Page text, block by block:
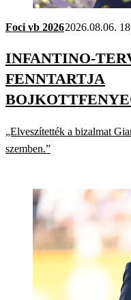
Foci vb 20262026.08.06.
INFANTINO-
FENNTARTJA
„Elveszítették a bizalmat
szemben.”